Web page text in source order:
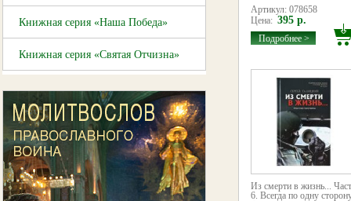
Книжная серия «Наша Победа»
Книжная серия «Святая Отчизна»
Артикул: 078658
Цена: 395 р.
Подробнее >
Из смерти в жизнь...
6. Всегда по одну